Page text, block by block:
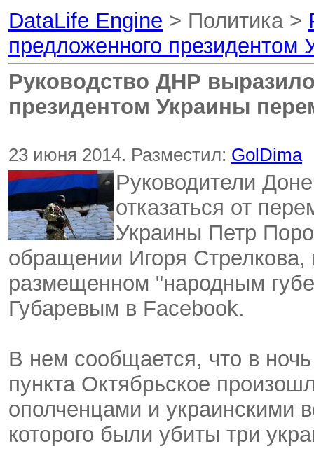
DataLife Engine > Политика >
предложенного президентом
Руководство ДНР
президентом Украины
23 июня 2014. Разместил: GolDima
Руководители
отказаться от
Украины Петр
обращении Игоря
размещенном "народным
Губаревым в Facebook.
В нем сообщается, что в
пункта Октябрьское
ополченцами и украинскими
которого были убиты три